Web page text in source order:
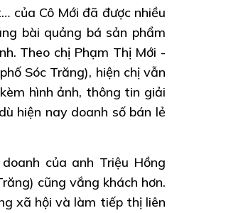
của Cô Mới đã được nhiều
bài quảng bá sản phẩm
Theo chị Phạm Thị Mới -
Sóc Trăng), hiện chị vẫn
hình ảnh, thông tin giải
hiện nay doanh số bán lẻ
của anh Triệu Hồng
cũng vắng khách hơn.
xã hội và làm tiếp thị liên